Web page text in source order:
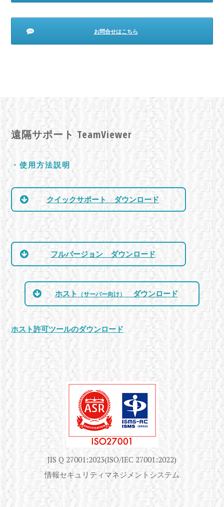
お問合せはこちら
遠隔サポートTeamViewer
・使用方法説明
クイックサポート ダウンロード
フルバージョン ダウンロード
ホスト （サーバー向け） ダウンロード
ホスト許可ツールのダウンロード
JIS Q 27001:2023(ISO/IEC 27001:2022)
情報セキュリティマネジメントシステム